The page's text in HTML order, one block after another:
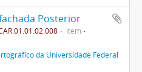
Posterior
Item
da Universidade Federal